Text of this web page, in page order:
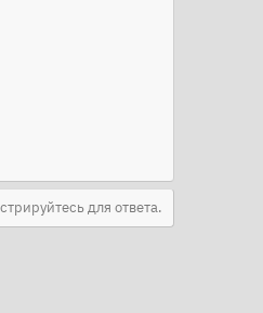
для ответа.